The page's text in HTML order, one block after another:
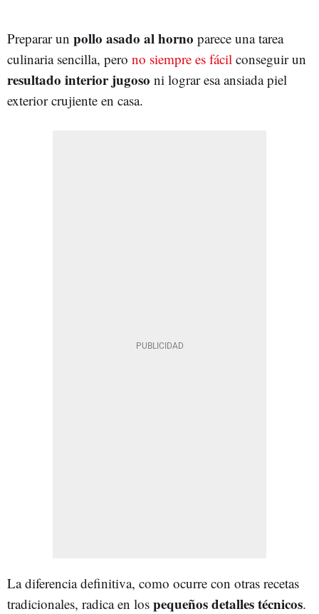
Preparar un pollo asado al horno parece una tarea
culinaria sencilla, pero no siempre es fácil conseguir un
resultado interior jugoso ni lograr esa ansiada piel
exterior crujiente en casa.
La diferencia definitiva, como ocurre con otras recetas
tradicionales, radica en los pequeños detalles técnicos.